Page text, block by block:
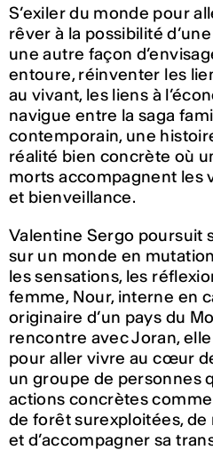
S’exiler du monde pour
rêver à la possibilité
une autre façon
entoure, réinventer les
au vivant, les liens à
navigue entre la saga
contemporain, une
réalité bien concrète où
morts accompagnent les
et bienveillance.
Valentine Sergo poursuit
sur un monde en
les sensations, les
femme, Nour, interne en
originaire d’un pays du
rencontre avec Joran,
pour aller vivre au cœur
un groupe de personnes
actions concrètes
de forêt surexploitées,
et d’accompagner sa